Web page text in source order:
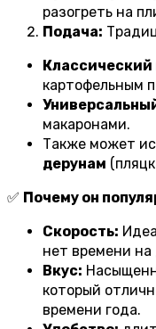
разогреть на
Подача:
Классический
картофельным
макаронами.
Также может
дерунам
✅ Почему он
Скорость:
нет времени на
Вкус:
который
времени года.